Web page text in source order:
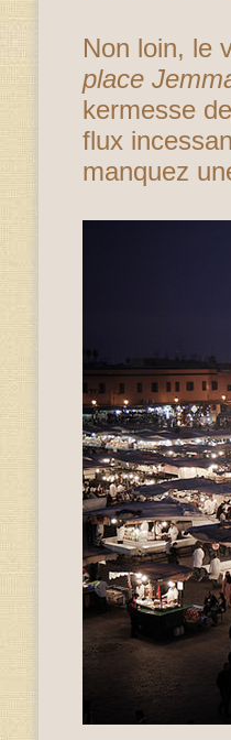
Non loin, le
place
kermesse
flux
manquez